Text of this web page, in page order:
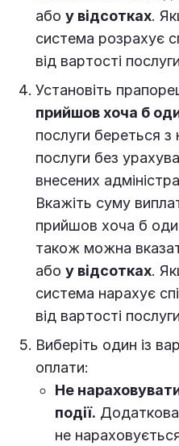
або у відсотках.
система розрахує
від вартості
Установіть
прийшов хоча б
послуги береться
послуги без
внесених
Вкажіть суму
прийшов хоча б
також можна
або у відсотках.
система нарахує
від вартості
Виберіть один із
оплати:
Не
події. Додаткова
не